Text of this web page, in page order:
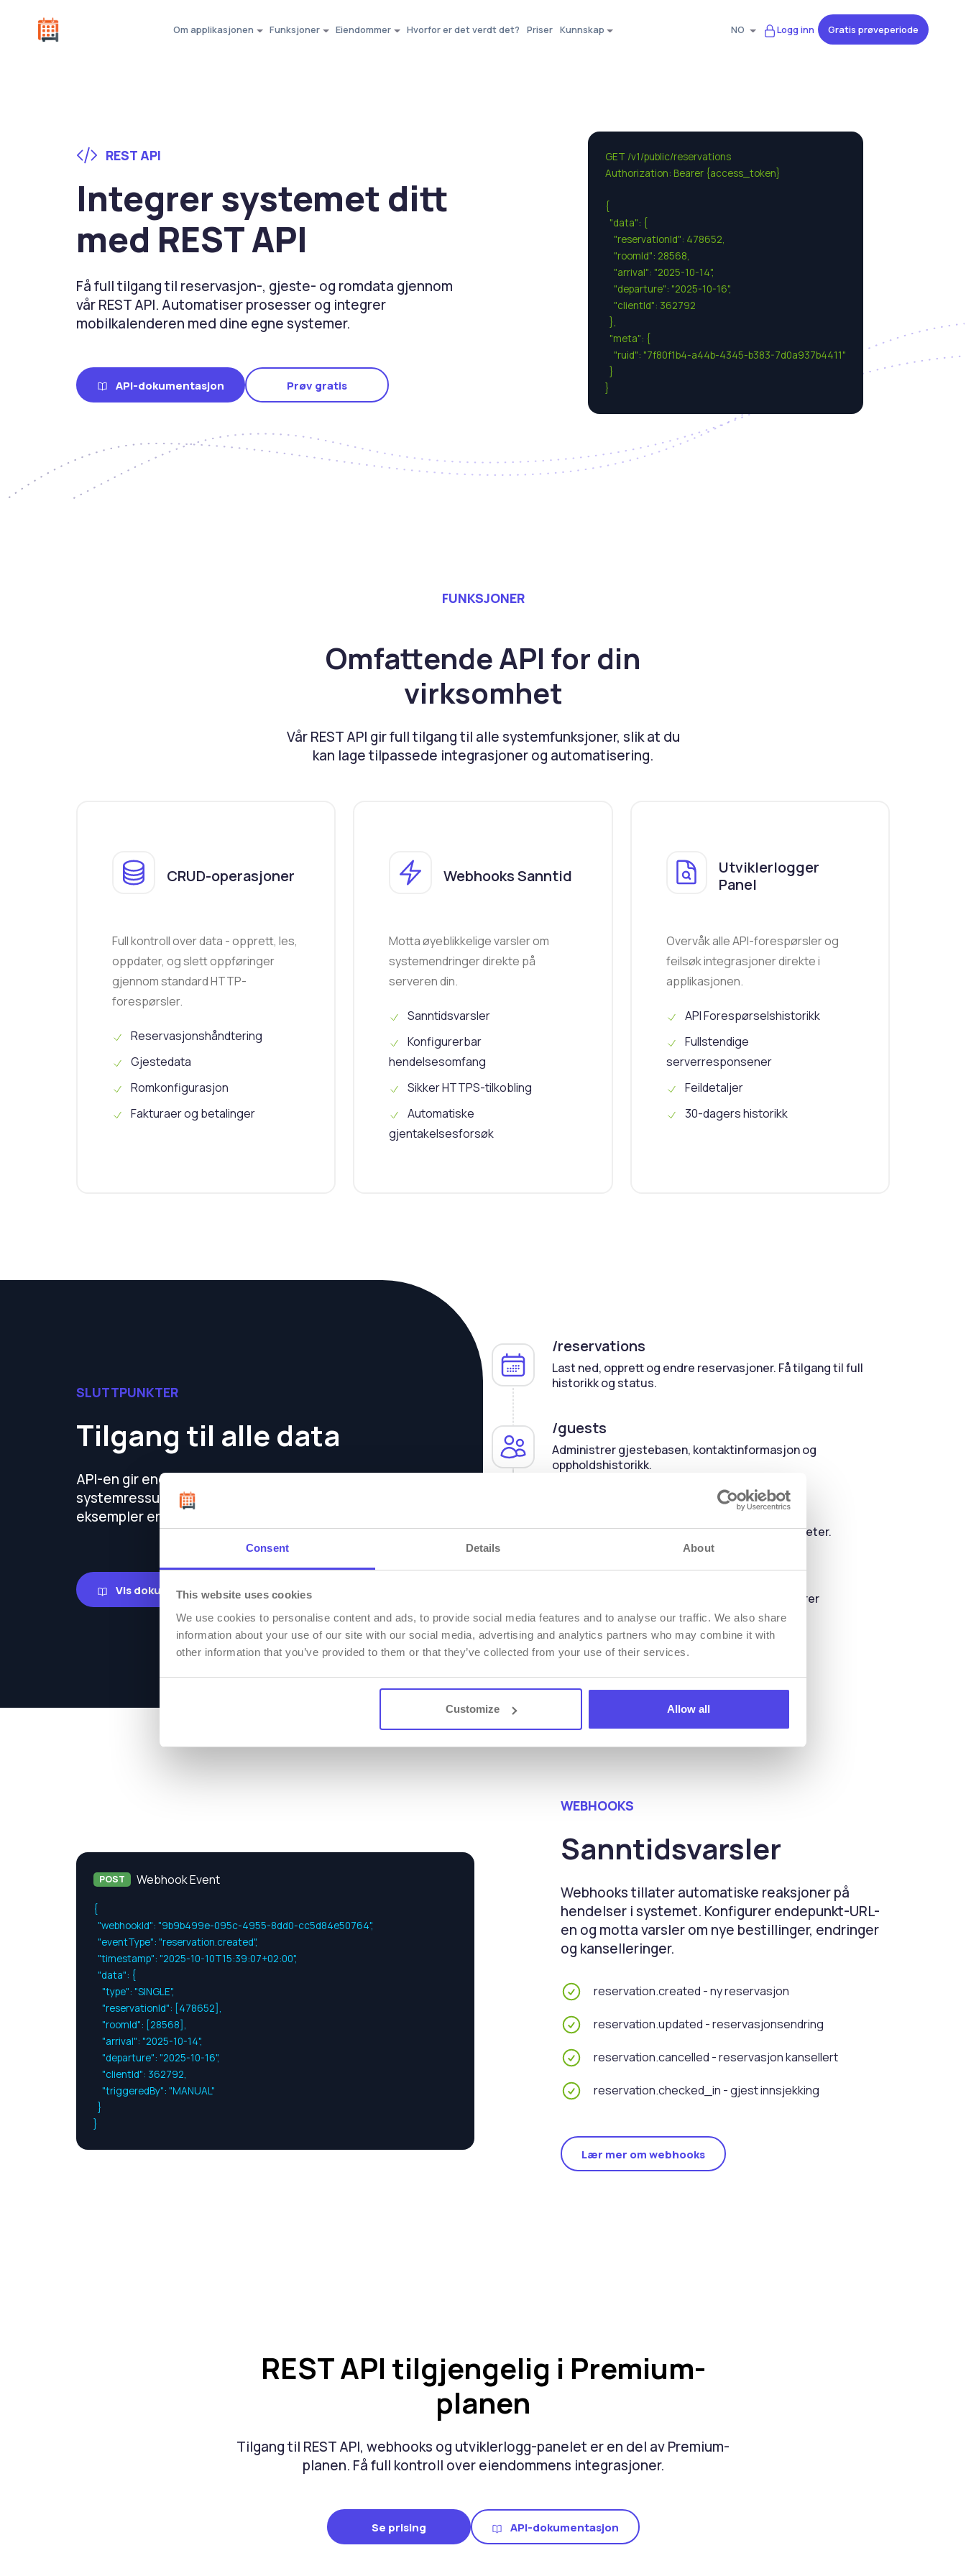
Consent Details About
This website uses cookies
We use cookies to personalise content and ads, to provide social media features and to analyse our traffic. We also share
information about your use of our site with our social media, advertising and analytics partners who may combine it with
other information that you’ve provided to them or that they’ve collected from your use of their services.
Customize Allow all
Om applikasjonen Funksjoner Eiendommer Hvorfor er det verdt det? Priser Kunnskap NO Logg inn Gratis prøveperiode
REST API
Integrer systemet ditt
med REST API
Få full tilgang til reservasjon-, gjeste- og romdata gjennom
vår REST API. Automatiser prosesser og integrer
mobilkalenderen med dine egne systemer.
API-dokumentasjon Prøv gratis
GET /v1/public/reservations
Authorization: Bearer {access_token}
{
  "data": {
    "reservationId": 478652,
    "roomId": 28568,
    "arrival": "2025-10-14",
    "departure": "2025-10-16",
    "clientId": 362792
  },
  "meta": {
    "ruid": "7f80f1b4-a44b-4345-b383-7d0a937b4411"
  }
}
FUNKSJONER
Omfattende API for din
virksomhet
Vår REST API gir full tilgang til alle systemfunksjoner, slik at du
kan lage tilpassede integrasjoner og automatisering.
CRUD-operasjoner
Full kontroll over data - opprett, les,
oppdater, og slett oppføringer
gjennom standard HTTP-
forespørsler.
Reservasjonshåndtering
Gjestedata
Romkonfigurasjon
Fakturaer og betalinger
Webhooks Sanntid
Motta øyeblikkelige varsler om
systemendringer direkte på
serveren din.
Sanntidsvarsler
Konfigurerbar
hendelsesomfang
Sikker HTTPS-tilkobling
Automatiske
gjentakelsesforsøk
Utviklerlogger
Panel
Overvåk alle API-forespørsler og
feilsøk integrasjoner direkte i
applikasjonen.
API Forespørselshistorikk
Fullstendige
serverresponsener
Feildetaljer
30-dagers historikk
SLUTTPUNKTER
Tilgang til alle data
API-en gir endepunkter for alle viktige
systemressurser. Detaljert dokumentasjon med
eksempler er tilgjengelig online.
Vis dokumentasjon
/reservations
Last ned, opprett og endre reservasjoner. Få tilgang til full
historikk og status.
/guests
Administrer gjestebasen, kontaktinformasjon og
oppholdshistorikk.
Konfigurer rom, tilgjengelighet, priser og fasiliteter.
/invoices
Generer fakturaer, spor betalinger og administrer
dokumenter.
POST Webhook Event
{
  "webhookId": "9b9b499e-095c-4955-8dd0-cc5d84e50764",
  "eventType": "reservation.created",
  "timestamp": "2025-10-10T15:39:07+02:00",
  "data": {
    "type": "SINGLE",
    "reservationId": [478652],
    "roomId": [28568],
    "arrival": "2025-10-14",
    "departure": "2025-10-16",
    "clientId": 362792,
    "triggeredBy": "MANUAL"
  }
}
WEBHOOKS
Sanntidsvarsler
Webhooks tillater automatiske reaksjoner på
hendelser i systemet. Konfigurer endepunkt-URL-
en og motta varsler om nye bestillinger, endringer
og kanselleringer.
reservation.created - ny reservasjon
reservation.updated - reservasjonsendring
reservation.cancelled - reservasjon kansellert
reservation.checked_in - gjest innsjekking
Lær mer om webhooks
REST API tilgjengelig i Premium-
planen
Tilgang til REST API, webhooks og utviklerlogg-panelet er en del av Premium-
planen. Få full kontroll over eiendommens integrasjoner.
Se prising API-dokumentasjon